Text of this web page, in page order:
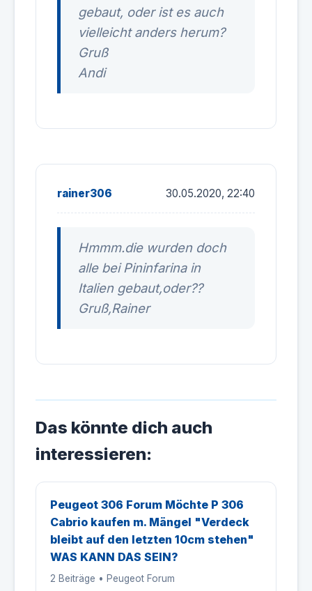
gebaut, oder ist es auch
vielleicht anders herum?
Gruß
Andi
rainer306 30.05.2020, 22:40
Hmmm.die wurden doch
alle bei Pininfarina in
Italien gebaut,oder??
Gruß,Rainer
Das könnte dich auch
interessieren:
Peugeot 306 Forum Möchte P 306
Cabrio kaufen m. Mängel "Verdeck
bleibt auf den letzten 10cm stehen"
WAS KANN DAS SEIN?
2 Beiträge • Peugeot Forum